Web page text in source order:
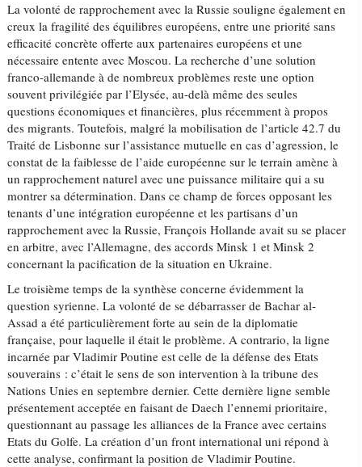
La volonté de rapprochement avec la Russie souligne également en
creux la fragilité des équilibres européens, entre une priorité sans
efficacité concrète offerte aux partenaires européens et une
nécessaire entente avec Moscou. La recherche d’une solution
franco-allemande à de nombreux problèmes reste une option
souvent privilégiée par l’Elysée, au-delà même des seules
questions économiques et financières, plus récemment à propos
des migrants. Toutefois, malgré la mobilisation de l’article 42.7 du
Traité de Lisbonne sur l’assistance mutuelle en cas d’agression, le
constat de la faiblesse de l’aide européenne sur le terrain amène à
un rapprochement naturel avec une puissance militaire qui a su
montrer sa détermination. Dans ce champ de forces opposant les
tenants d’une intégration européenne et les partisans d’un
rapprochement avec la Russie, François Hollande avait su se placer
en arbitre, avec l’Allemagne, des accords Minsk 1 et Minsk 2
concernant la pacification de la situation en Ukraine.
Le troisième temps de la synthèse concerne évidemment la
question syrienne. La volonté de se débarrasser de Bachar al-
Assad a été particulièrement forte au sein de la diplomatie
française, pour laquelle il était le problème. A contrario, la ligne
incarnée par Vladimir Poutine est celle de la défense des Etats
souverains : c’était le sens de son intervention à la tribune des
Nations Unies en septembre dernier. Cette dernière ligne semble
présentement acceptée en faisant de Daech l’ennemi prioritaire,
questionnant au passage les alliances de la France avec certains
Etats du Golfe. La création d’un front international uni répond à
cette analyse, confirmant la position de Vladimir Poutine.